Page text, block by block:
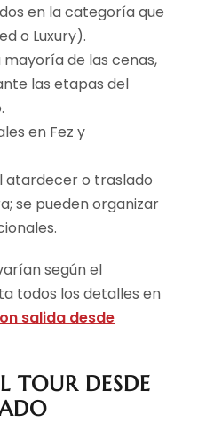
en la categoría que
o Luxury).
mayoría de las cenas,
las etapas del
en Fez y
atardecer o traslado
se pueden organizar
según el
todos los detalles en
salida desde
TOUR DESDE